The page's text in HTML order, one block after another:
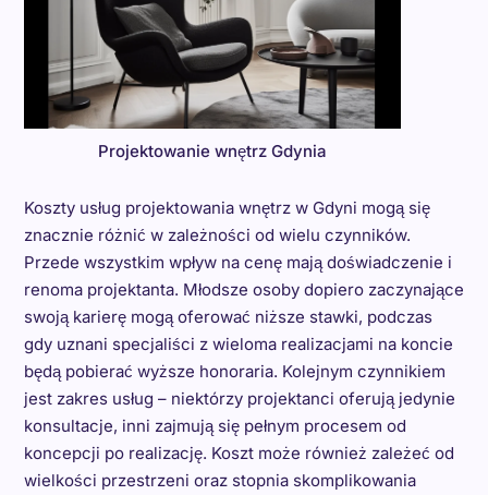
Projektowanie wnętrz Gdynia
Koszty usług projektowania wnętrz w Gdyni mogą się
znacznie różnić w zależności od wielu czynników.
Przede wszystkim wpływ na cenę mają doświadczenie i
renoma projektanta. Młodsze osoby dopiero zaczynające
swoją karierę mogą oferować niższe stawki, podczas
gdy uznani specjaliści z wieloma realizacjami na koncie
będą pobierać wyższe honoraria. Kolejnym czynnikiem
jest zakres usług – niektórzy projektanci oferują jedynie
konsultacje, inni zajmują się pełnym procesem od
koncepcji po realizację. Koszt może również zależeć od
wielkości przestrzeni oraz stopnia skomplikowania